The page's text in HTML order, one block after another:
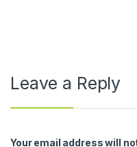
Leave a Reply
Your email address will